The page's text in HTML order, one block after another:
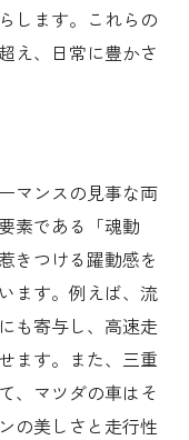
します。これらの
え、日常に豊かさ
マンスの見事な両
素である「魂動
きつける躍動感を
ます。例えば、流
も寄与し、高速走
ます。また、三重
、マツダの車はそ
の美しさと走行性